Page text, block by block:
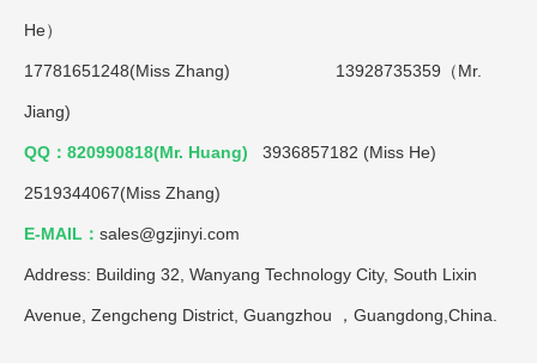
He）
17781651248(Miss Zhang) 13928735359（Mr.
Jiang)
QQ：820990818(Mr. Huang) 3936857182 (Miss He)
2519344067(Miss Zhang)
E-MAIL： sales@gzjinyi.com
Address: Building 32, Wanyang Technology City, South Lixin
Avenue, Zengcheng District, Guangzhou ，Guangdong,China.